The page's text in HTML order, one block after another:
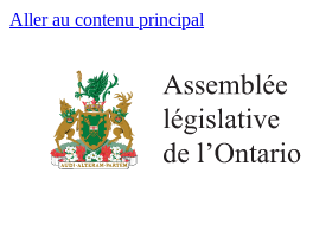
Aller au contenu principal